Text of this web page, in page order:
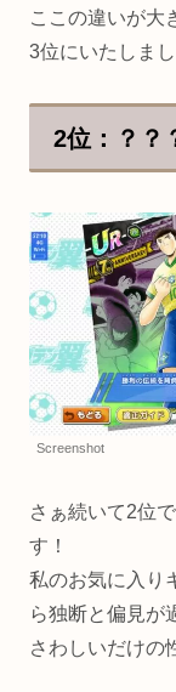
ここの違いが大
3位にいたしまし
2位：？？
Screenshot
さぁ続いて2位
す！
私のお気に入り
ら独断と偏見が
さわしいだけの